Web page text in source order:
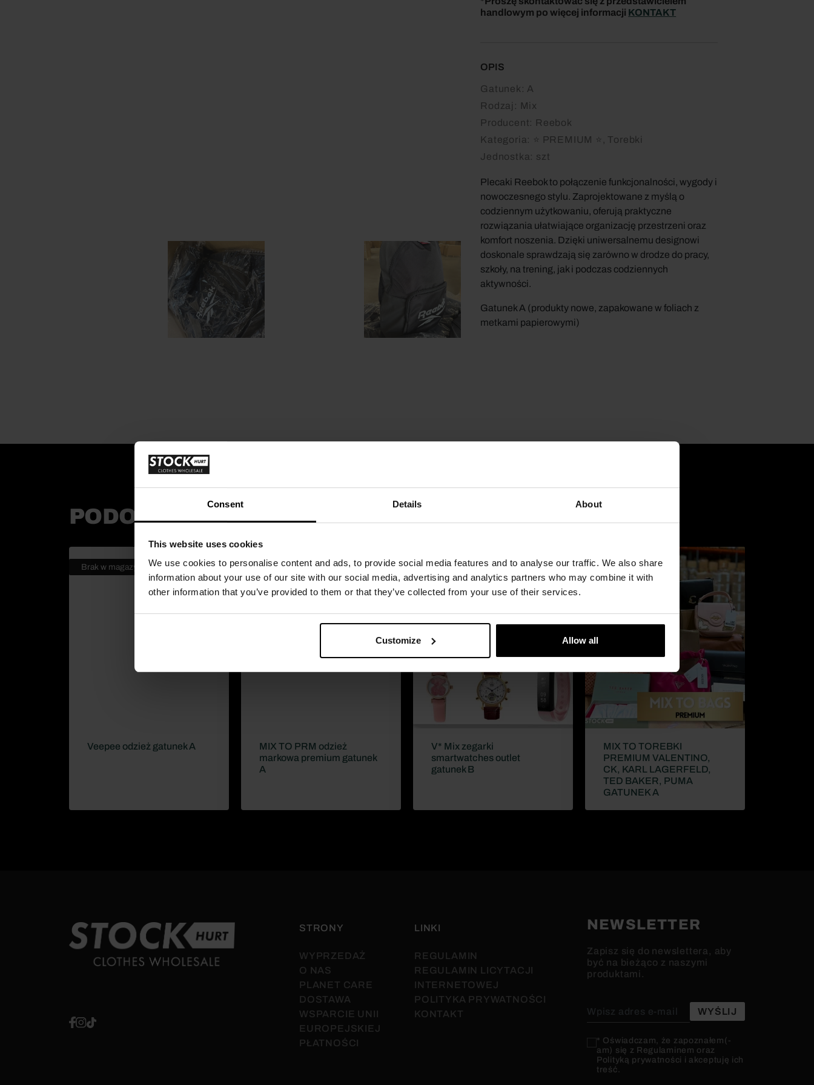
Consent Details About
This website uses cookies
We use cookies to personalise content and ads, to provide social media features and to analyse our traffic. We also share
information about your use of our site with our social media, advertising and analytics partners who may combine it with
other information that you’ve provided to them or that they’ve collected from your use of their services.
Customize Allow all
handlowym po więcej informacji KONTAKT
OPIS
Gatunek: A
Rodzaj: Mix
Producent: Reebok
Kategoria: ⭐ PREMIUM ⭐, Torebki
Jednostka: szt
Plecaki Reebok to połączenie funkcjonalności, wygody i
nowoczesnego stylu. Zaprojektowane z myślą o
codziennym użytkowaniu, oferują praktyczne
rozwiązania ułatwiające organizację przestrzeni oraz
komfort noszenia. Dzięki uniwersalnemu designowi
doskonale sprawdzają się zarówno w drodze do pracy,
szkoły, na trening, jak i podczas codziennych
aktywności.
Gatunek A (produkty nowe, zapakowane w foliach z
metkami papierowymi)
PODOBNE PRODUKTY
Brak w magazynie
Veepee odzież gatunek A
MIX TO PRM odzież
markowa premium gatunek
A
V* Mix zegarki
smartwatches outlet
gatunek B
Brak w magazynie
MIX TO TOREBKI
PREMIUM VALENTINO,
CK, KARL LAGERFELD,
TED BAKER, PUMA
GATUNEK A
STRONY
WYPRZEDAŻ
O NAS
PLANET CARE
DOSTAWA
WSPARCIE UNII
EUROPEJSKIEJ
PŁATNOŚCI
LINKI
REGULAMIN
REGULAMIN LICYTACJI
INTERNETOWEJ
POLITYKA PRYWATNOŚCI
KONTAKT
NEWSLETTER
Zapisz się do newslettera, aby
być na bieżąco z naszymi
produktami.
* Oświadczam, że zapoznałem(-
am) się z Regulaminem oraz
Polityką prywatności i akceptuję ich
treść.